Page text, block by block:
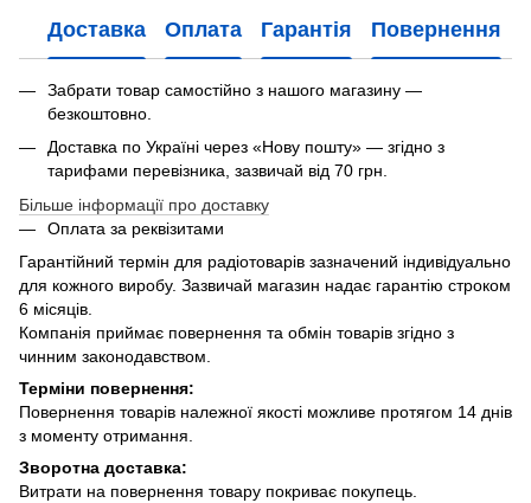
Доставка Оплата Гарантія Повернення
Забрати товар самостійно з нашого магазину —
безкоштовно.
Доставка по Україні через «Нову пошту» — згідно з
тарифами перевізника, зазвичай від 70 грн.
Більше інформації про доставку
Оплата за реквізитами
Гарантійний термін для радіотоварів зазначений індивідуально
для кожного виробу. Зазвичай магазин надає гарантію строком
6 місяців.
Компанія приймає повернення та обмін товарів згідно з
чинним законодавством.
Терміни повернення:
Повернення товарів належної якості можливе протягом 14 днів
з моменту отримання.
Зворотна доставка:
Витрати на повернення товару покриває покупець.